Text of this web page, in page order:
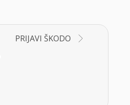
PRIJAVI ŠKODO